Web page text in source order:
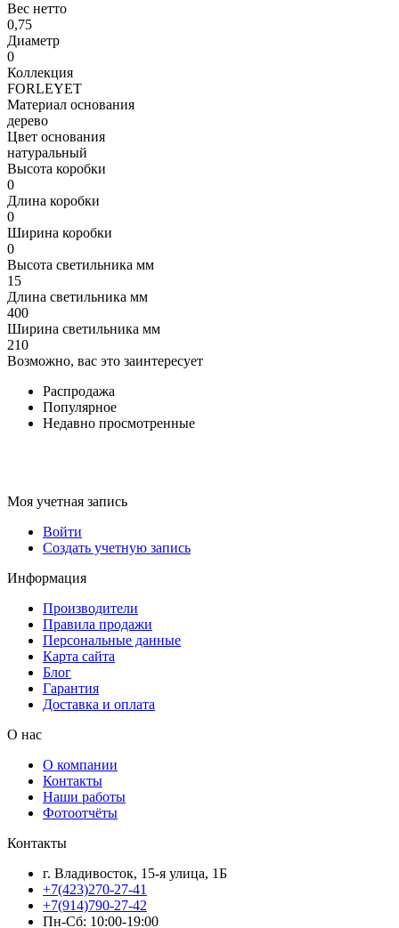
Вес нетто
0,75
Диаметр
0
Коллекция
FORLEYET
Материал основания
дерево
Цвет основания
натуральный
Высота коробки
0
Длина коробки
0
Ширина коробки
0
Высота светильника мм
15
Длина светильника мм
400
Ширина светильника мм
210
Возможно, вас это заинтересует
Распродажа
Популярное
Недавно просмотренные
Моя учетная запись
Войти
Создать учетную запись
Информация
Производители
Правила продажи
Персональные данные
Карта сайта
Блог
Гарантия
Доставка и оплата
О нас
О компании
Контакты
Наши работы
Фотоотчёты
Контакты
г. Владивосток, 15-я улица, 1Б
+7(423)270-27-41
+7(914)790-27-42
Пн-Сб: 10:00-19:00